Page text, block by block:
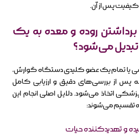
پس از آن.
روده و معده به یک
می‌شود؟
یا تمام یک عضو کلیدی دستگاه گوارش،
از بررسی‌های دقیق و ارزیابی کامل
اتخاذ می‌شود. دلایل اصلی انجام این
تقسیم می‌شوند: